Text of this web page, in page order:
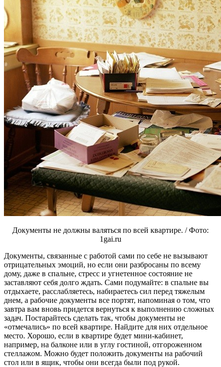
Документы не должны валяться по всей квартире. / Фото:
1gai.ru
Документы, связанные с работой сами по себе не вызывают
отрицательных эмоций, но если они разбросаны по всему
дому, даже в спальне, стресс и угнетенное состояние не
заставляют себя долго ждать. Сами подумайте: в спальне вы
отдыхаете, расслабляетесь, набираетесь сил перед тяжелым
днем, а рабочие документы все портят, напоминая о том, что
завтра вам вновь придется вернуться к выполнению сложных
задач. Постарайтесь сделать так, чтобы документы не
«отмечались» по всей квартире. Найдите для них отдельное
место. Хорошо, если в квартире будет мини-кабинет,
например, на балконе или в углу гостиной, отгороженном
стеллажом. Можно будет положить документы на рабочий
стол или в ящик, чтобы они всегда были под рукой.